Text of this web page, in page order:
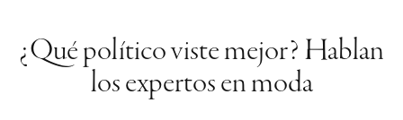
¿Qué político viste mejor? Hablan
los expertos en moda